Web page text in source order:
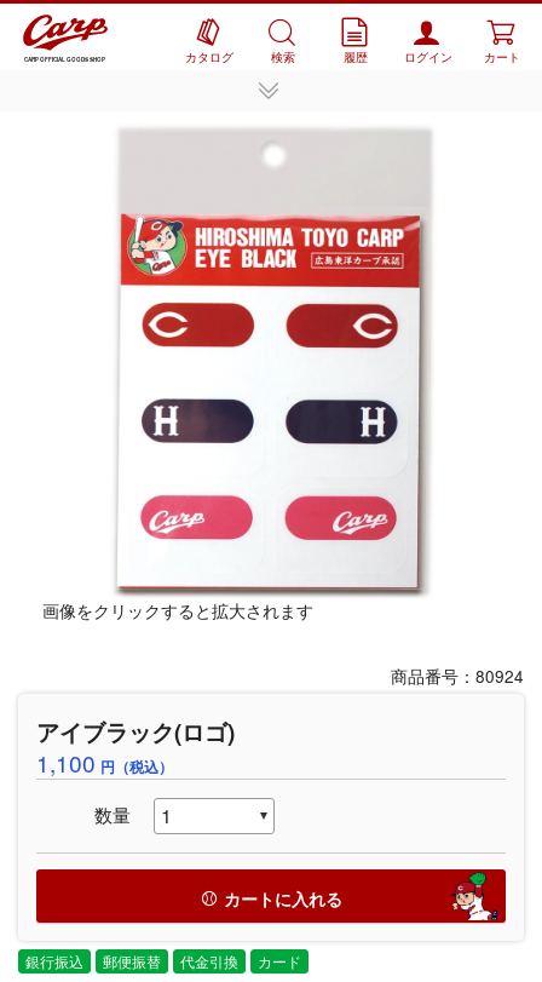
CARP OFFICIAL GOODS SHOP カタログ 検索 履歴 ログイン カート
画像をクリックすると拡大されます
商品番号：80924
アイブラック(ロゴ)
1,100 円（税込）
数量
カートに入れる
銀行振込 郵便振替 代金引換 カード